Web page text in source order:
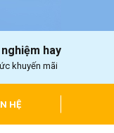
hay
khuyến mãi
HỆ